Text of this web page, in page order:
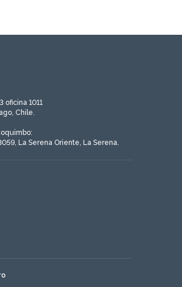
oficina 1011
Chile.
La Serena Oriente, La Serena.